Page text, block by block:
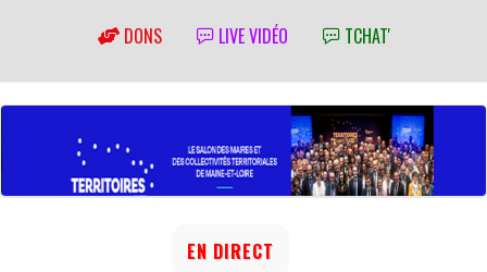
DONS LIVE VIDÉO TCHAT'
EN DIRECT